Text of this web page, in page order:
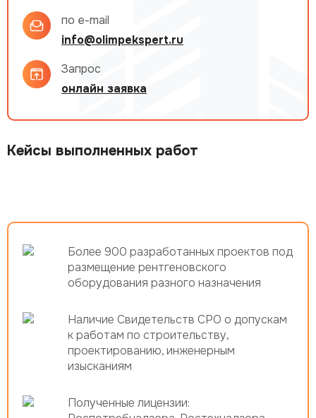
по e-mail
info@olimpekspert.ru
Запрос
онлайн заявка
Кейсы выполненных работ
Более 900 разработанных проектов под
размещение рентгеновского
оборудования разного назначения
Наличие Свидетельств СРО о допускам
к работам по строительству,
проектированию, инженерным
изысканиям
Полученные лицензии: